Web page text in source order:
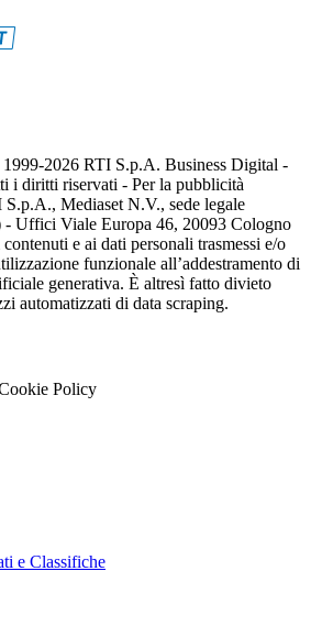
2026 RTI S.p.A. Business Digital -
i diritti riservati - Per la pubblicità
Mediaset N.V., sede legale
- Uffici Viale Europa 46, 20093 Cologno
e ai dati personali trasmessi e/o
funzionale all’addestramento di
generativa. È altresì fatto divieto
automatizzati di data scraping.
Policy
e Classifiche